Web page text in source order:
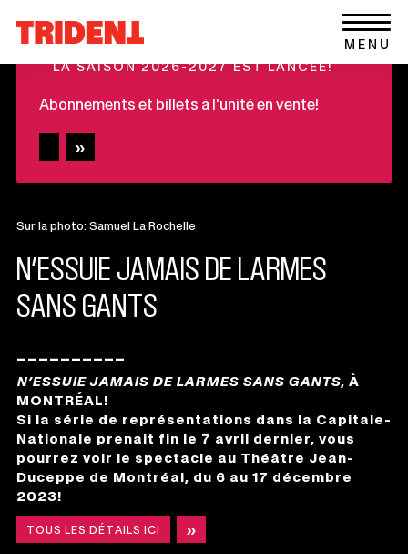
la
page
MENU
+
LA SAISON 2026-2027 EST LANCÉE!
Abonnements et billets à l'unité en vente!
Sur la photo: Samuel La Rochelle
N’ESSUIE JAMAIS DE LARMES
SANS GANTS
Informations
importantes
N’ESSUIE JAMAIS DE LARMES SANS GANTS, À
MONTRÉAL!
Si la série de représentations dans la Capitale-
Nationale prenait fin le 7 avril dernier, vous
pourrez voir le spectacle au Théâtre Jean-
Duceppe de Montréal, du 6 au 17 décembre
2023!
TOUS LES DÉTAILS ICI
CE
LIEN